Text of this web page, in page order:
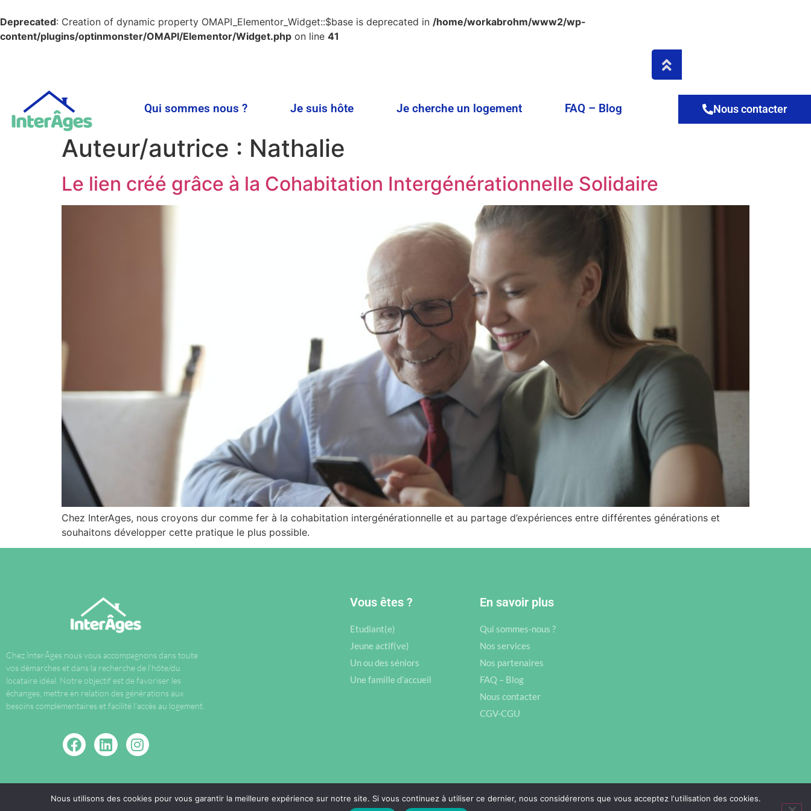
Deprecated: Creation of dynamic property OMAPI_Elementor_Widget::$base is deprecated in /home/workabrohm/www2/wp-
content/plugins/optinmonster/OMAPI/Elementor/Widget.php on line 41
Qui sommes nous ? Je suis hôte Je cherche un logement FAQ – Blog Nous contacter
Auteur/autrice : Nathalie
Le lien créé grâce à la Cohabitation Intergénérationnelle Solidaire
Chez InterAges, nous croyons dur comme fer à la cohabitation intergénérationnelle et au partage d’expériences entre différentes générations et
souhaitons développer cette pratique le plus possible.
Chez InterÂges nous vous accompagnons dans toute
vos démarches et dans la recherche de l’hôte/du
locataire idéal. Notre objectif est de favoriser les
échanges, mettre en relation des générations aux
besoins complémentaires et facilité l’accès au logement.
Vous êtes ?
Etudiant(e)
Jeune actif(ve)
Un ou des séniors
Une famille d’accueil
En savoir plus
Qui sommes-nous ?
Nos services
Nos partenaires
FAQ – Blog
Nous contacter
CGV-CGU
Nous utilisons des cookies pour vous garantir la meilleure expérience sur notre site. Si vous continuez à utiliser ce dernier, nous considérerons que vous acceptez l'utilisation des cookies.